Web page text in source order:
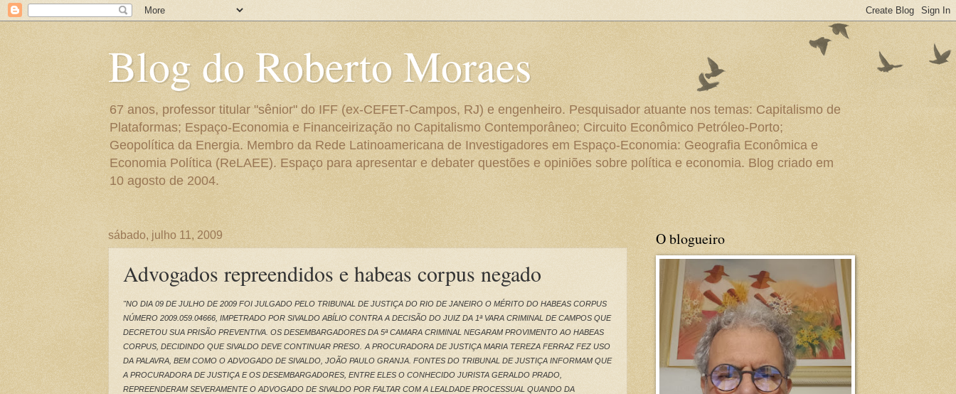
Blog do Roberto Moraes
67 anos, professor titular "sênior" do IFF (ex-CEFET-Campos, RJ) e engenheiro. Pesquisador atuante nos temas: Capitalismo de
Plataformas; Espaço-Economia e Financeirização no Capitalismo Contemporâneo; Circuito Econômico Petróleo-Porto;
Geopolítica da Energia. Membro da Rede Latinoamericana de Investigadores em Espaço-Economia: Geografia Econômica e
Economia Política (ReLAEE). Espaço para apresentar e debater questões e opiniões sobre política e economia. Blog criado em
10 agosto de 2004.
sábado, julho 11, 2009
Advogados repreendidos e habeas corpus negado
"NO DIA 09 DE JULHO DE 2009 FOI JULGADO PELO TRIBUNAL DE JUSTIÇA DO RIO DE JANEIRO O MÉRITO DO HABEAS CORPUS
NÚMERO 2009.059.04666, IMPETRADO POR SIVALDO ABÍLIO CONTRA A DECISÃO DO JUIZ DA 1ª VARA CRIMINAL DE CAMPOS QUE
DECRETOU SUA PRISÃO PREVENTIVA. OS DESEMBARGADORES DA 5ª CAMARA CRIMINAL NEGARAM PROVIMENTO AO HABEAS
CORPUS, DECIDINDO QUE SIVALDO DEVE CONTINUAR PRESO. A PROCURADORA DE JUSTIÇA MARIA TEREZA FERRAZ FEZ USO
DA PALAVRA, BEM COMO O ADVOGADO DE SIVALDO, JOÃO PAULO GRANJA. FONTES DO TRIBUNAL DE JUSTIÇA INFORMAM QUE
A PROCURADORA DE JUSTIÇA E OS DESEMBARGADORES, ENTRE ELES O CONHECIDO JURISTA GERALDO PRADO,
REPREENDERAM SEVERAMENTE O ADVOGADO DE SIVALDO POR FALTAR COM A LEALDADE PROCESSUAL QUANDO DA
O blogueiro